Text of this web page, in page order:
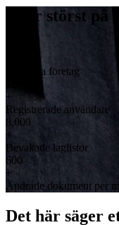
Vi är störst på
Anslutna företag
+
Registrerade användare
8,000
+
Bevakade laglistor
600
+
Ändrade dokument per
Det här säger